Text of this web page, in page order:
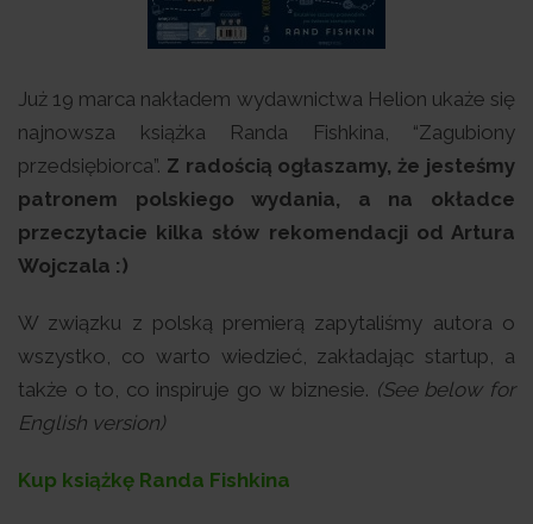
Już 19 marca nakładem wydawnictwa Helion ukaże się
najnowsza książka Randa Fishkina, “Zagubiony
przedsiębiorca”. Z radością ogłaszamy, że jesteśmy
patronem polskiego wydania, a na okładce
przeczytacie kilka słów rekomendacji od Artura
Wojczala :)
W związku z polską premierą zapytaliśmy autora o
wszystko, co warto wiedzieć, zakładając startup, a
także o to, co inspiruje go w biznesie. (See below for
English version)
Kup książkę Randa Fishkina